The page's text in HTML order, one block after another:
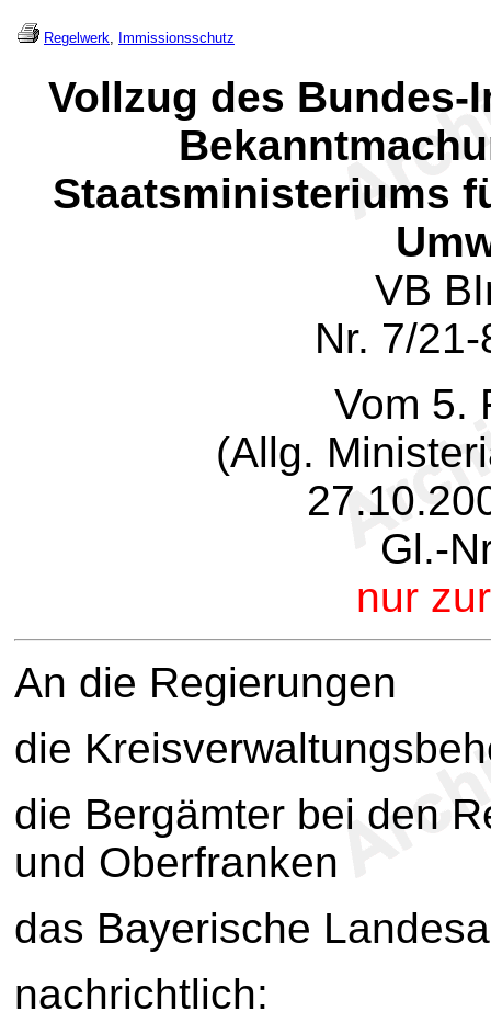
Regelwerk, Immissionsschutz
Vollzug des
Staatsministeriums
VB
Nr. 7/
Vom 5.
(Allg.
Gl.-
nur
An die Regierungen
die
die Bergämter bei den
und Oberfranken
das Bayerische
nachrichtlich: